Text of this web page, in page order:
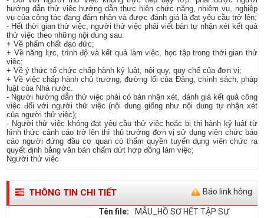
hướng dẫn thử việc hướng dẫn thực hiện chức năng, nhiệm vụ, nghiệp
vụ của công tác đang đảm nhận và được đánh giá là đạt yêu cầu trở lên;
- Hết thời gian thử việc, người thử việc phải viết bản tự nhận xét kết quả
thử việc theo những nội dung sau:
+ Về phẩm chất đạo đức;
+ Về năng lực, trình độ và kết quả làm việc, học tập trong thời gian thử
việc;
+ Về ý thức tổ chức chấp hành kỷ luật, nội quy, quy chế của đơn vị;
+ Về việc chấp hành chủ trương, đường lối của Đảng, chính sách, pháp
luật của Nhà nước.
- Người hướng dẫn thử việc phải có bản nhận xét, đánh giá kết quả công
việc đối với người thử việc (nội dung giống như nội dung tự nhận xét
của người thử việc);
- Người thử việc không đạt yêu cầu thử việc hoặc bị thi hành kỷ luật từ
hình thức cảnh cáo trở lên thì thủ trưởng đơn vị sử dụng viên chức báo
cáo người đứng đầu cơ quan có thẩm quyền tuyển dụng viên chức ra
quyết định bằng văn bản chấm dứt hợp đồng làm việc;
Người thử việc
Báo link hỏng
THÔNG TIN CHI TIẾT
Tên file:
MẪU_HỒ SƠ HẾT TẬP SỰ